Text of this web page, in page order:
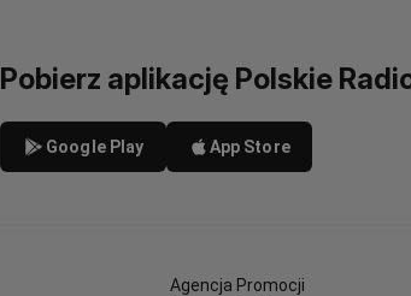
Pobierz aplikację Polskie
Google Play App Store
Agencja Promocji